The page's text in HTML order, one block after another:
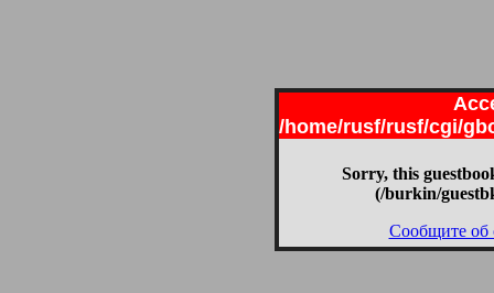
/home/rusf/rusf/cgi/
Sorry, this
(/burkin/
Сообщите об